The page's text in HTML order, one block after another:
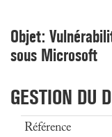
Objet:
sous Microsoft
GESTION DU
Référence